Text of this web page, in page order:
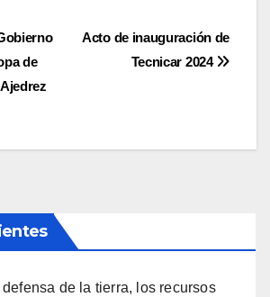
Acto de inauguración de
Tecnicar 2024
de
de la tierra, los recursos